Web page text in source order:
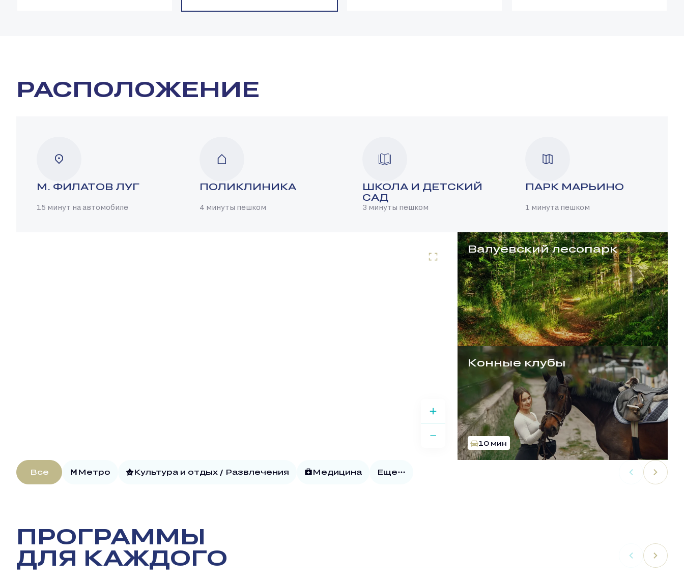
РАСПОЛОЖЕНИЕ
М. ФИЛАТОВ ЛУГ
15 минут на автомобиле
ПОЛИКЛИНИКА
4 минуты пешком
ШКОЛА И ДЕТСКИЙ
САД
3 минуты пешком
ПАРК МАРЬИНО
1 минута пешком
Все Метро Культура и отдых / Развлечения Медицина Еще
Валуевский лесопарк
Конные клубы
10 мин
ПРОГРАММЫ
ДЛЯ КАЖДОГО